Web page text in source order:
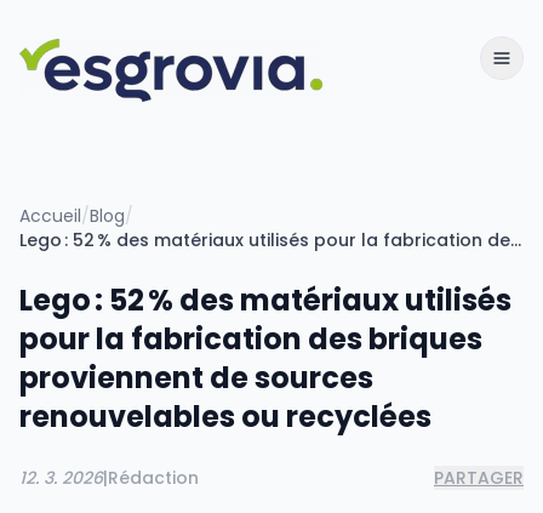
Accueil/Blog/
Lego : 52 % des matériaux utilisés pour la fabrication des briques proviennent de sources renouvelables ou recyclées
Lego : 52 % des matériaux utilisés
pour la fabrication des briques
proviennent de sources
renouvelables ou recyclées
12. 3. 2026|Rédaction PARTAGER